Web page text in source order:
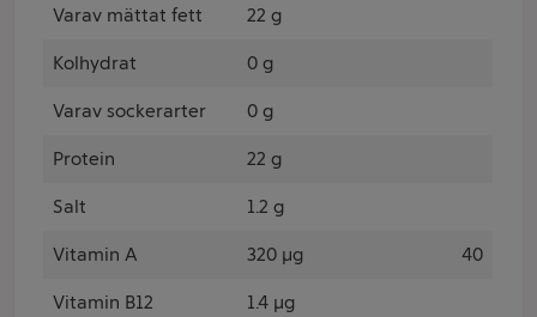
Varav mättat fett 22 g
Kolhydrat 0 g
Varav sockerarter 0 g
Protein 22 g
Salt 1.2 g
Vitamin A 320 µg 40
Vitamin B12 1.4 µg